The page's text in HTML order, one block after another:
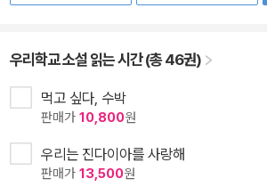
우리학교 소설 읽는 시간 (총 46권)
먹고 싶다, 수박
판매가 10,800원
우리는 진다이아를 사랑해
판매가 13,500원